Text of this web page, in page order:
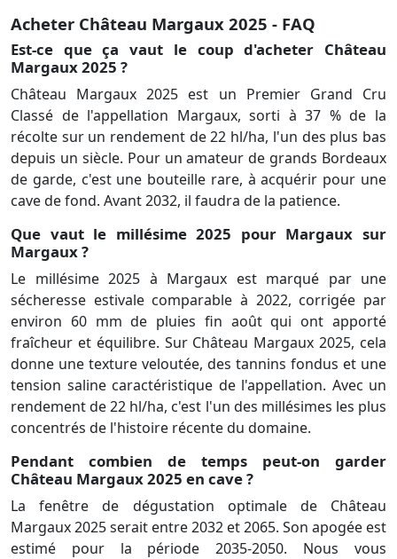
Acheter Château Margaux 2025 - FAQ
Est-ce que ça vaut le coup d'acheter Château
Margaux 2025 ?
Château Margaux 2025 est un Premier Grand Cru
Classé de l'appellation Margaux, sorti à 37 % de la
récolte sur un rendement de 22 hl/ha, l'un des plus bas
depuis un siècle. Pour un amateur de grands Bordeaux
de garde, c'est une bouteille rare, à acquérir pour une
cave de fond. Avant 2032, il faudra de la patience.
Que vaut le millésime 2025 pour Margaux sur
Margaux ?
Le millésime 2025 à Margaux est marqué par une
sécheresse estivale comparable à 2022, corrigée par
environ 60 mm de pluies fin août qui ont apporté
fraîcheur et équilibre. Sur Château Margaux 2025, cela
donne une texture veloutée, des tannins fondus et une
tension saline caractéristique de l'appellation. Avec un
rendement de 22 hl/ha, c'est l'un des millésimes les plus
concentrés de l'histoire récente du domaine.
Pendant combien de temps peut-on garder
Château Margaux 2025 en cave ?
La fenêtre de dégustation optimale de Château
Margaux 2025 serait entre 2032 et 2065. Son apogée est
estimé pour la période 2035-2050. Nous vous